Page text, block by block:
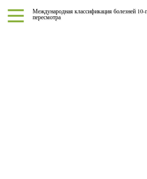
Международная классификация болезней 10-
пересмотра